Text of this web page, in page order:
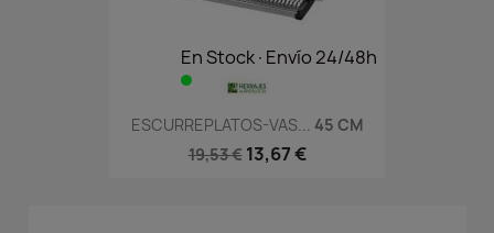
En Stock·Envío 24/48h
ESCURREPLATOS-VAS... 45 CM
19,53 € 13,67 €